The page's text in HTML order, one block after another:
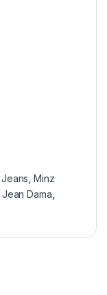
Jeans ,Minz
Jean Dama